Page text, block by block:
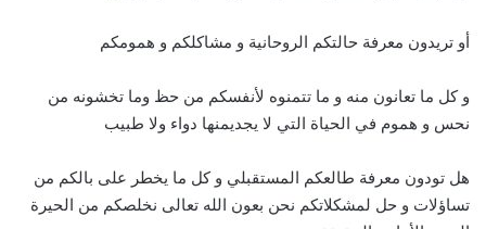
أو تريدون معرفة حالتكم الروحانية و مشاكلكم و همومكم
و كل ما تعانون منه و ما تتمنوه لأنفسكم من حظ وما تخشونه من
نحس و هموم في الحياة التي لا يجديمنها دواء ولا طبيب
هل تودون معرفة طالعكم المستقبلي و كل ما يخطر على بالكم من
تساؤلات و حل لمشكلاتكم نحن بعون الله تعالى نخلصكم من الحيرة